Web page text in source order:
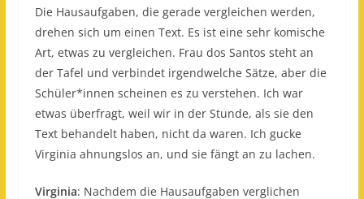
Die Hausaufgaben, die gerade vergleichen werden,
drehen sich um einen Text. Es ist eine sehr komische
Art, etwas zu vergleichen. Frau dos Santos steht an
der Tafel und verbindet irgendwelche Sätze, aber die
Schüler*innen scheinen es zu verstehen. Ich war
etwas überfragt, weil wir in der Stunde, als sie den
Text behandelt haben, nicht da waren. Ich gucke
Virginia ahnungslos an, und sie fängt an zu lachen.
Virginia: Nachdem die Hausaufgaben verglichen